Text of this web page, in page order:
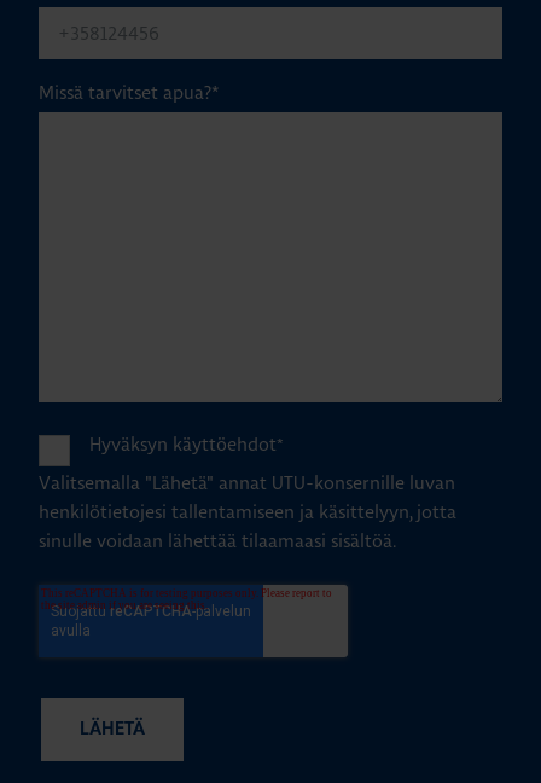
Missä tarvitset apua?*
Hyväksyn käyttöehdot*
Valitsemalla "Lähetä" annat UTU-konsernille luvan
henkilötietojesi tallentamiseen ja käsittelyyn, jotta
sinulle voidaan lähettää tilaamaasi sisältöä.